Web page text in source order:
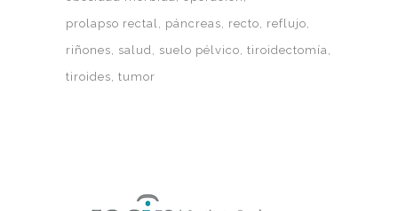
prolapso rectal
páncreas recto
reflujo
riñones
salud suelo pélvico tiroidectomía
tiroides tumor